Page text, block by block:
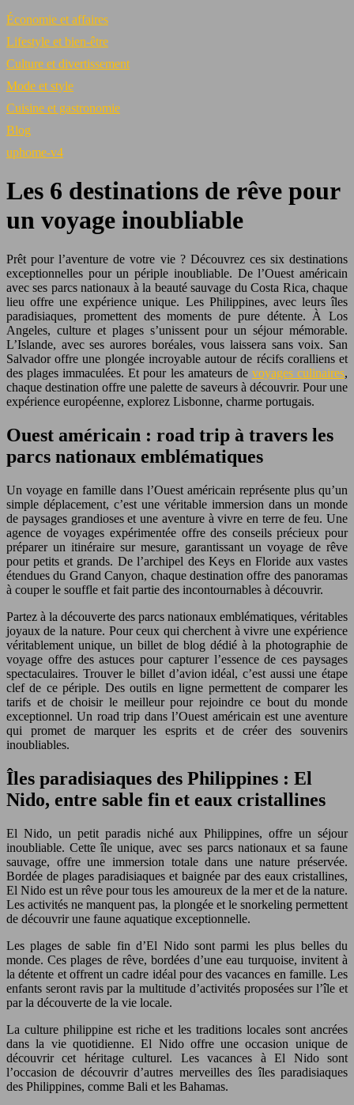
Économie et affaires
Lifestyle et bien-être
Culture et divertissement
Mode et style
Cuisine et gastronomie
Blog
uphome-v4
Les 6 destinations de rêve pour
un voyage inoubliable
Prêt pour l’aventure de votre vie ? Découvrez ces six destinations
exceptionnelles pour un périple inoubliable. De l’Ouest américain
avec ses parcs nationaux à la beauté sauvage du Costa Rica, chaque
lieu offre une expérience unique. Les Philippines, avec leurs îles
paradisiaques, promettent des moments de pure détente. À Los
Angeles, culture et plages s’unissent pour un séjour mémorable.
L’Islande, avec ses aurores boréales, vous laissera sans voix. San
Salvador offre une plongée incroyable autour de récifs coralliens et
des plages immaculées. Et pour les amateurs de voyages culinaires,
chaque destination offre une palette de saveurs à découvrir. Pour une
expérience européenne, explorez Lisbonne, charme portugais.
Ouest américain : road trip à travers les
parcs nationaux emblématiques
Un voyage en famille dans l’Ouest américain représente plus qu’un
simple déplacement, c’est une véritable immersion dans un monde
de paysages grandioses et une aventure à vivre en terre de feu. Une
agence de voyages expérimentée offre des conseils précieux pour
préparer un itinéraire sur mesure, garantissant un voyage de rêve
pour petits et grands. De l’archipel des Keys en Floride aux vastes
étendues du Grand Canyon, chaque destination offre des panoramas
à couper le souffle et fait partie des incontournables à découvrir.
Partez à la découverte des parcs nationaux emblématiques, véritables
joyaux de la nature. Pour ceux qui cherchent à vivre une expérience
véritablement unique, un billet de blog dédié à la photographie de
voyage offre des astuces pour capturer l’essence de ces paysages
spectaculaires. Trouver le billet d’avion idéal, c’est aussi une étape
clef de ce périple. Des outils en ligne permettent de comparer les
tarifs et de choisir le meilleur pour rejoindre ce bout du monde
exceptionnel. Un road trip dans l’Ouest américain est une aventure
qui promet de marquer les esprits et de créer des souvenirs
inoubliables.
Îles paradisiaques des Philippines : El
Nido, entre sable fin et eaux cristallines
El Nido, un petit paradis niché aux Philippines, offre un séjour
inoubliable. Cette île unique, avec ses parcs nationaux et sa faune
sauvage, offre une immersion totale dans une nature préservée.
Bordée de plages paradisiaques et baignée par des eaux cristallines,
El Nido est un rêve pour tous les amoureux de la mer et de la nature.
Les activités ne manquent pas, la plongée et le snorkeling permettent
de découvrir une faune aquatique exceptionnelle.
Les plages de sable fin d’El Nido sont parmi les plus belles du
monde. Ces plages de rêve, bordées d’une eau turquoise, invitent à
la détente et offrent un cadre idéal pour des vacances en famille. Les
enfants seront ravis par la multitude d’activités proposées sur l’île et
par la découverte de la vie locale.
La culture philippine est riche et les traditions locales sont ancrées
dans la vie quotidienne. El Nido offre une occasion unique de
découvrir cet héritage culturel. Les vacances à El Nido sont
l’occasion de découvrir d’autres merveilles des îles paradisiaques
des Philippines, comme Bali et les Bahamas.